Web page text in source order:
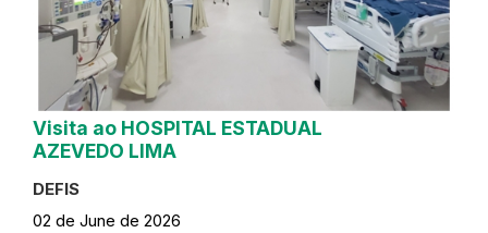
Visita ao HOSPITAL ESTADUAL
AZEVEDO LIMA
DEFIS
02 de June de 2026